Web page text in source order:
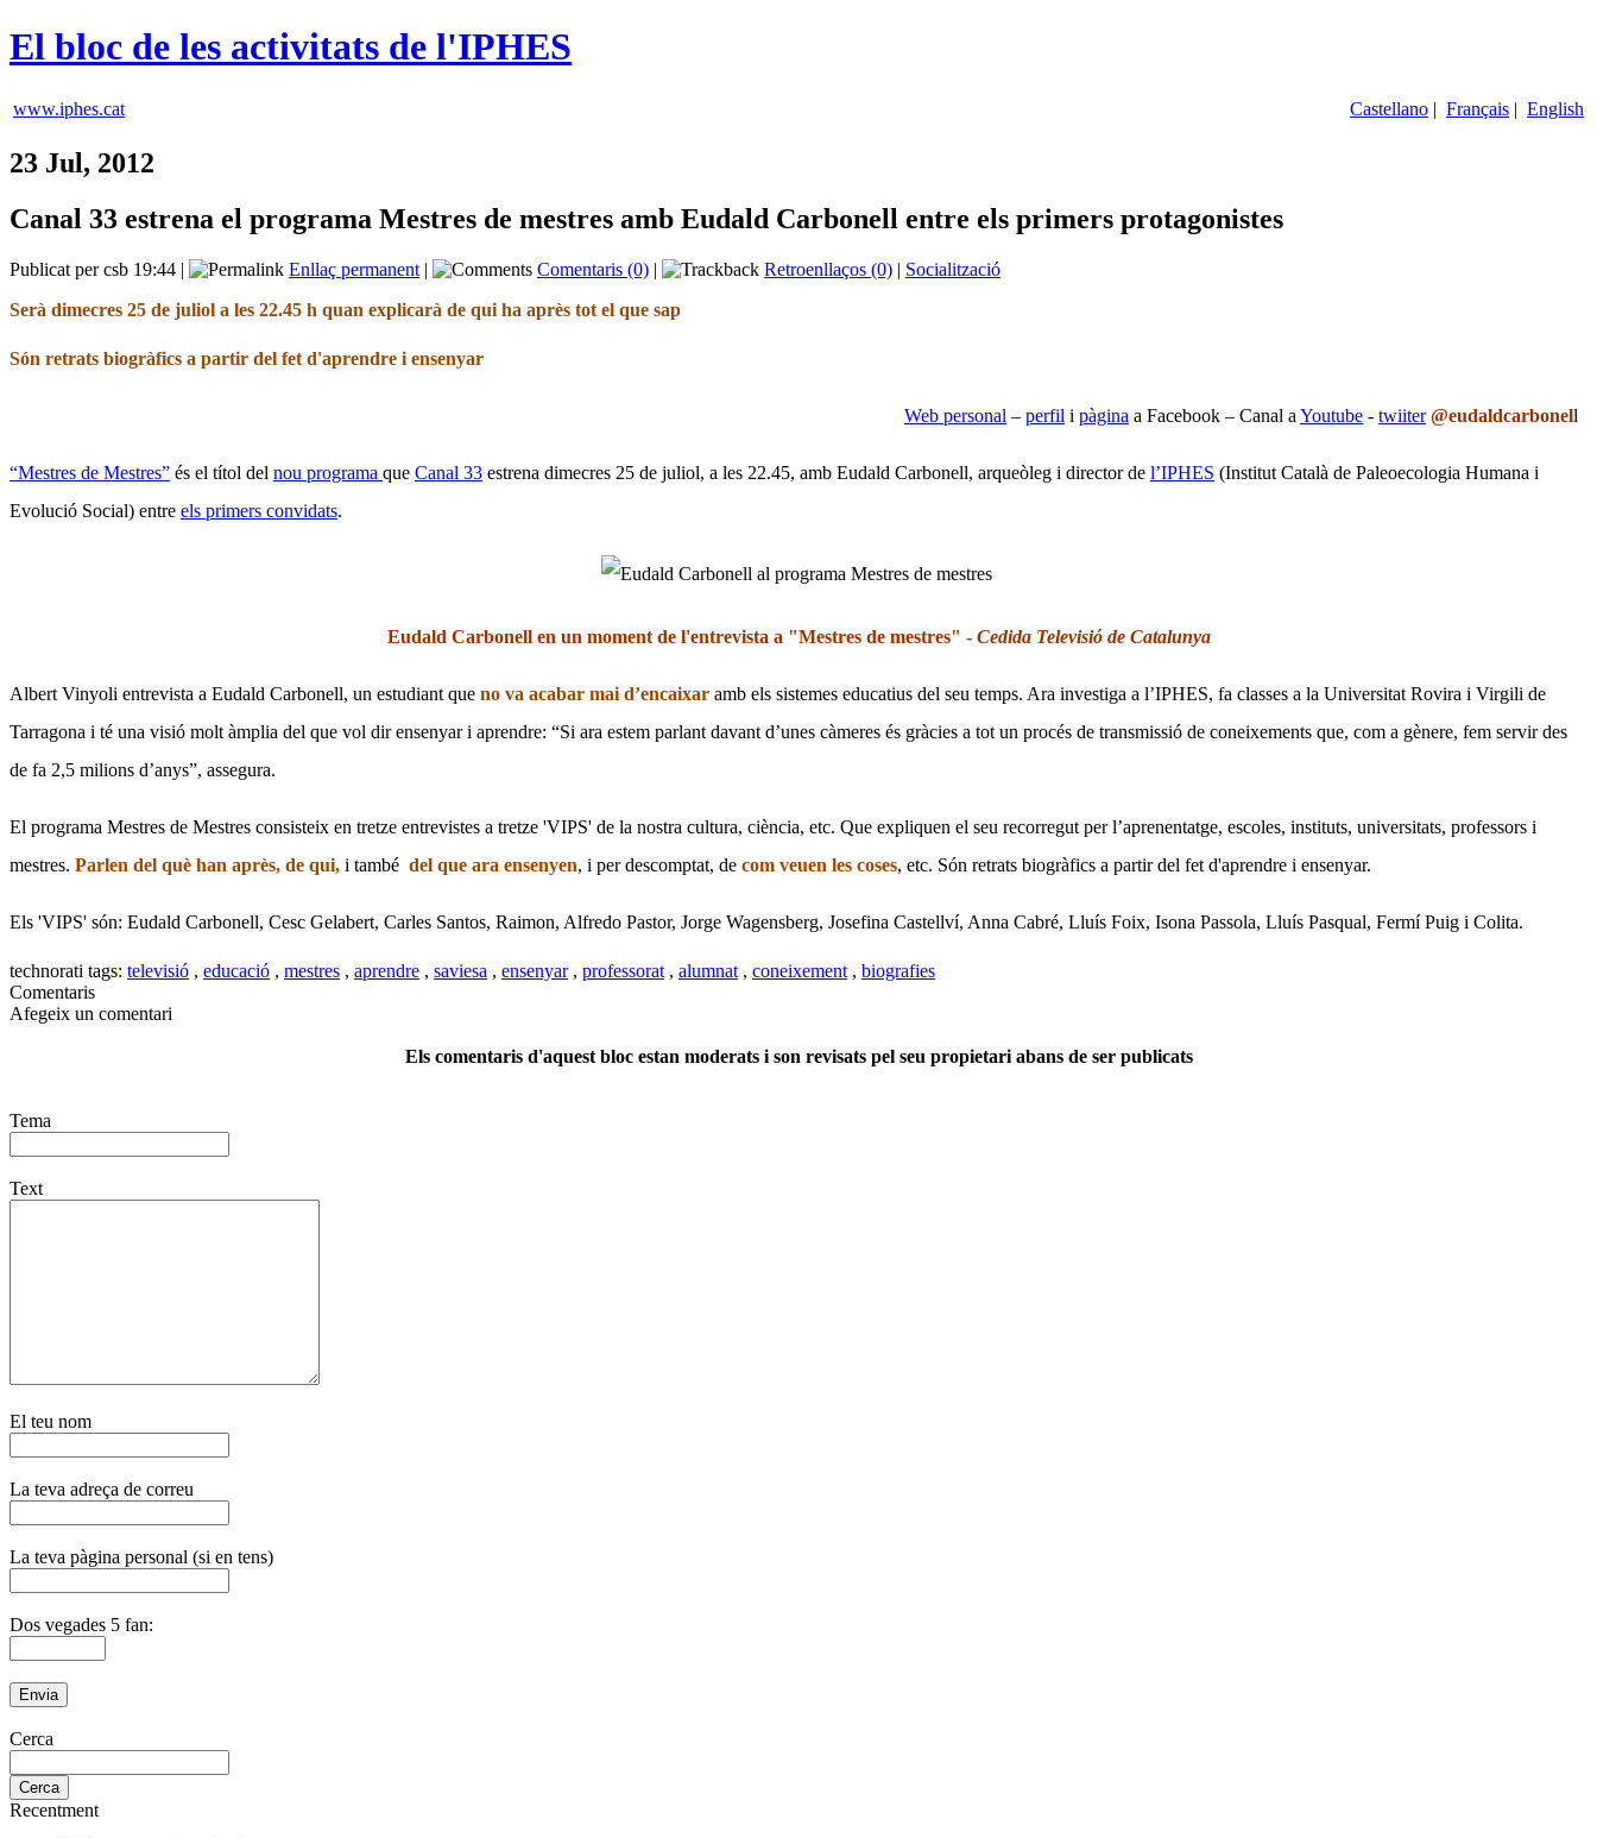
El bloc de les activitats de l'IPHES
www.iphes.cat Castellano | Français | English
23 Jul, 2012
Canal 33 estrena el programa Mestres de mestres amb Eudald Carbonell entre els primers protagonistes
Publicat per csb 19:44 | Enllaç permanent | Comentaris (0) | Retroenllaços (0) | Socialització
Serà dimecres 25 de juliol a les 22.45 h quan explicarà de qui ha après tot el que sap
Són retrats biogràfics a partir del fet d'aprendre i ensenyar
Web personal – perfil i pàgina a Facebook – Canal a Youtube - twiiter @eudaldcarbonell
“Mestres de Mestres” és el títol del nou programa que Canal 33 estrena dimecres 25 de juliol, a les 22.45, amb Eudald Carbonell, arqueòleg i director de l’IPHES (Institut Català de Paleoecologia Humana i
Evolució Social) entre els primers convidats.
Eudald Carbonell en un moment de l'entrevista a "Mestres de mestres" - Cedida Televisió de Catalunya
Albert Vinyoli entrevista a Eudald Carbonell, un estudiant que no va acabar mai d’encaixar amb els sistemes educatius del seu temps. Ara investiga a l’IPHES, fa classes a la Universitat Rovira i Virgili de
Tarragona i té una visió molt àmplia del que vol dir ensenyar i aprendre: “Si ara estem parlant davant d’unes càmeres és gràcies a tot un procés de transmissió de coneixements que, com a gènere, fem servir des
de fa 2,5 milions d’anys”, assegura.
El programa Mestres de Mestres consisteix en tretze entrevistes a tretze 'VIPS' de la nostra cultura, ciència, etc. Que expliquen el seu recorregut per l’aprenentatge, escoles, instituts, universitats, professors i
mestres. Parlen del què han après, de qui, i també del que ara ensenyen, i per descomptat, de com veuen les coses, etc. Són retrats biogràfics a partir del fet d'aprendre i ensenyar.
Els 'VIPS' són: Eudald Carbonell, Cesc Gelabert, Carles Santos, Raimon, Alfredo Pastor, Jorge Wagensberg, Josefina Castellví, Anna Cabré, Lluís Foix, Isona Passola, Lluís Pasqual, Fermí Puig i Colita.
technorati tags: televisió , educació , mestres , aprendre , saviesa , ensenyar, professorat , alumnat , coneixement , biografies
Comentaris
Afegeix un comentari
Els comentaris d'aquest bloc estan moderats i son revisats pel seu propietari abans de ser publicats
Tema
Text
El teu nom
La teva adreça de correu
La teva pàgina personal (si en tens)
Dos vegades 5 fan:
Cerca
Recentment